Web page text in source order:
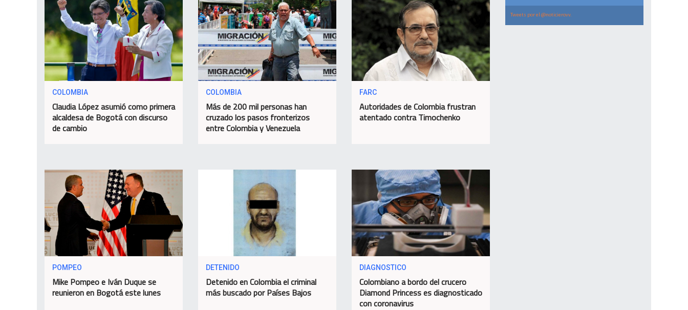
COLOMBIA
Claudia López asumió como primera
alcaldesa de Bogotá con discurso
de cambio
COLOMBIA
Más de 200 mil personas han
cruzado los pasos fronterizos
entre Colombia y Venezuela
FARC
Autoridades de Colombia frustran
atentado contra Timochenko
POMPEO
Mike Pompeo e Iván Duque se
reunieron en Bogotá este lunes
DETENIDO
Detenido en Colombia el criminal
más buscado por Países Bajos
DIAGNOSTICO
Colombiano a bordo del crucero
Diamond Princess es diagnosticado
con coronavirus
Tweets por el @noticierovv.